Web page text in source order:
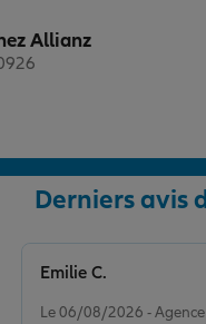
Allianz
Derniers avis
Le 06/08/2026 - Agence
Emilie C.